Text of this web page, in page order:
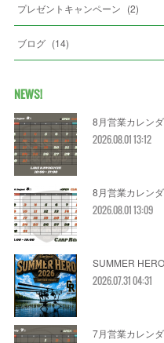
プレゼントキャンペーン (2)
ブログ (14)
NEWS!
8月営業カレン
2026.08.01 13:12
8月営業カレン
2026.08.01 13:09
SUMMER
2026.07.31 04:31
7月営業カレン